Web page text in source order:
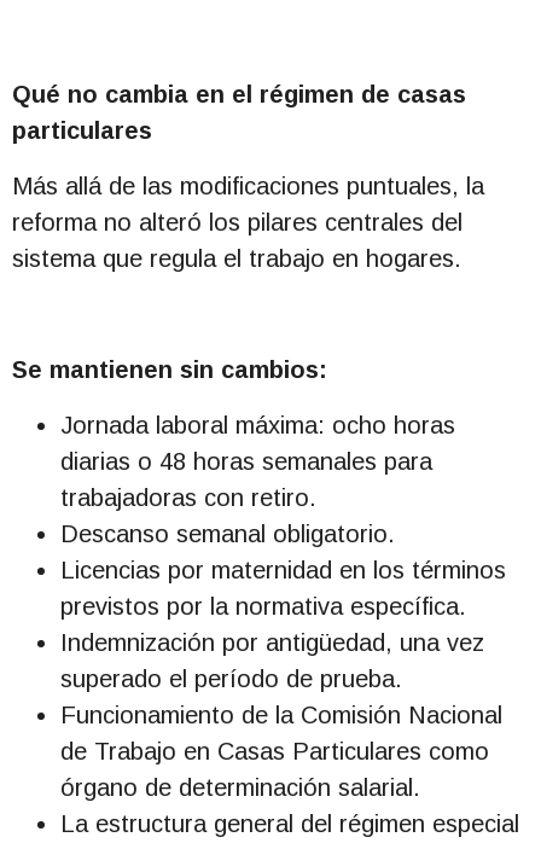
Qué no cambia en el régimen de casas
particulares
Más allá de las modificaciones puntuales, la
reforma no alteró los pilares centrales del
sistema que regula el trabajo en hogares.
Se mantienen sin cambios:
Jornada laboral máxima: ocho horas
diarias o 48 horas semanales para
trabajadoras con retiro.
Descanso semanal obligatorio.
Licencias por maternidad en los términos
previstos por la normativa específica.
Indemnización por antigüedad, una vez
superado el período de prueba.
Funcionamiento de la Comisión Nacional
de Trabajo en Casas Particulares como
órgano de determinación salarial.
La estructura general del régimen especial